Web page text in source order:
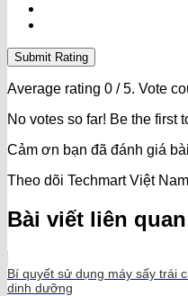
Submit Rating
Average rating 0 / 5. Vote
No votes so far! Be the first
Cảm ơn bạn đã đánh giá
Theo dõi Techmart Việt
Bài viết liên
Bí quyết sử dụng máy sấy trái
dinh dưỡng